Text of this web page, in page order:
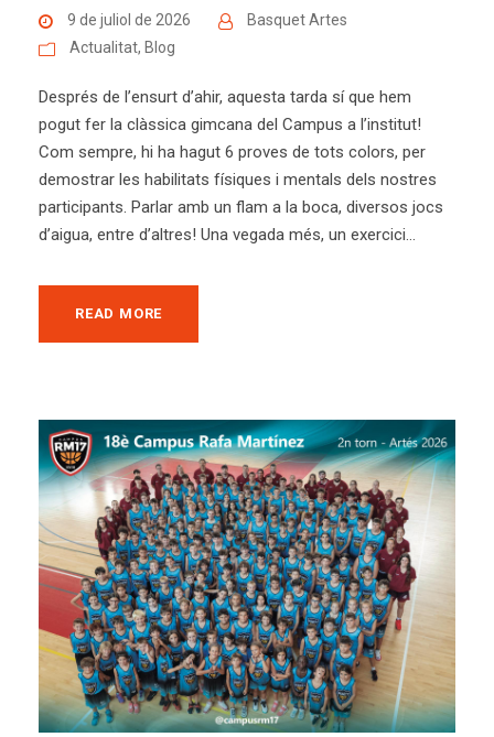
9 de juliol de 2026
Basquet Artes
Actualitat, Blog
Després de l’ensurt d’ahir, aquesta tarda sí que hem
pogut fer la clàssica gimcana del Campus a l’institut!
Com sempre, hi ha hagut 6 proves de tots colors, per
demostrar les habilitats físiques i mentals dels nostres
participants. Parlar amb un flam a la boca, diversos jocs
d’aigua, entre d’altres! Una vegada més, un exercici...
READ MORE